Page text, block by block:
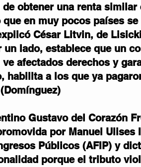
obtener una renta
que en muy pocos países
César Litvin, de
un lado, establece que un
ve afectados derechos y
habilita a los que ya
Gustavo del Corazón
por Manuel
Públicos (AFIP) y
porque el tributo